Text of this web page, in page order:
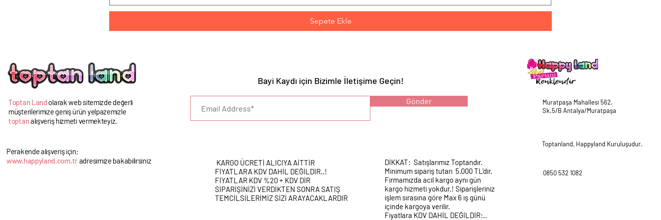
Sepete Ekle
Toptan Land olarak web sitemizde değerli
müşterilerimize geniş ürün yelpazemizle
toptanalışveriş hizmeti vermekteyiz.
Perakende alışveriş için;
www.happyland.com.tradresimize bakabilirsiniz
UYARI :
Bayi Kaydı için Bizimle İletişime Geçin!
Gönder
KARGO ÜCRETİ ALICIYA AİTTİR
FİYATLARA KDV DAHİL DEĞİLDİR..!
FİYATLAR KDV %20 + KDV DİR
SİPARİŞİNİZİ VERDİKTEN SONRA SATIŞ
TEMCİLSİLERİMİZ SİZİ ARAYACAKLARDIR
DİKKAT: Satışlarımız Toptandır.
Minimum sipariş tutarı 5.000 TL'dir.
Firmamızda acil kargo aynı gün
kargo hizmeti yokdur.! Siparişleriniz
işlem sırasına göre Max 6 iş günü
içinde kargoya verilir.
Fiyatlara KDV DAHİL DEĞİLDİR:..
Muratpaşa Mahallesi 562.
Sk.5/B Antalya/Muratpaşa
Toptanland, Happyland Kuruluşudur.
0850 532 1082